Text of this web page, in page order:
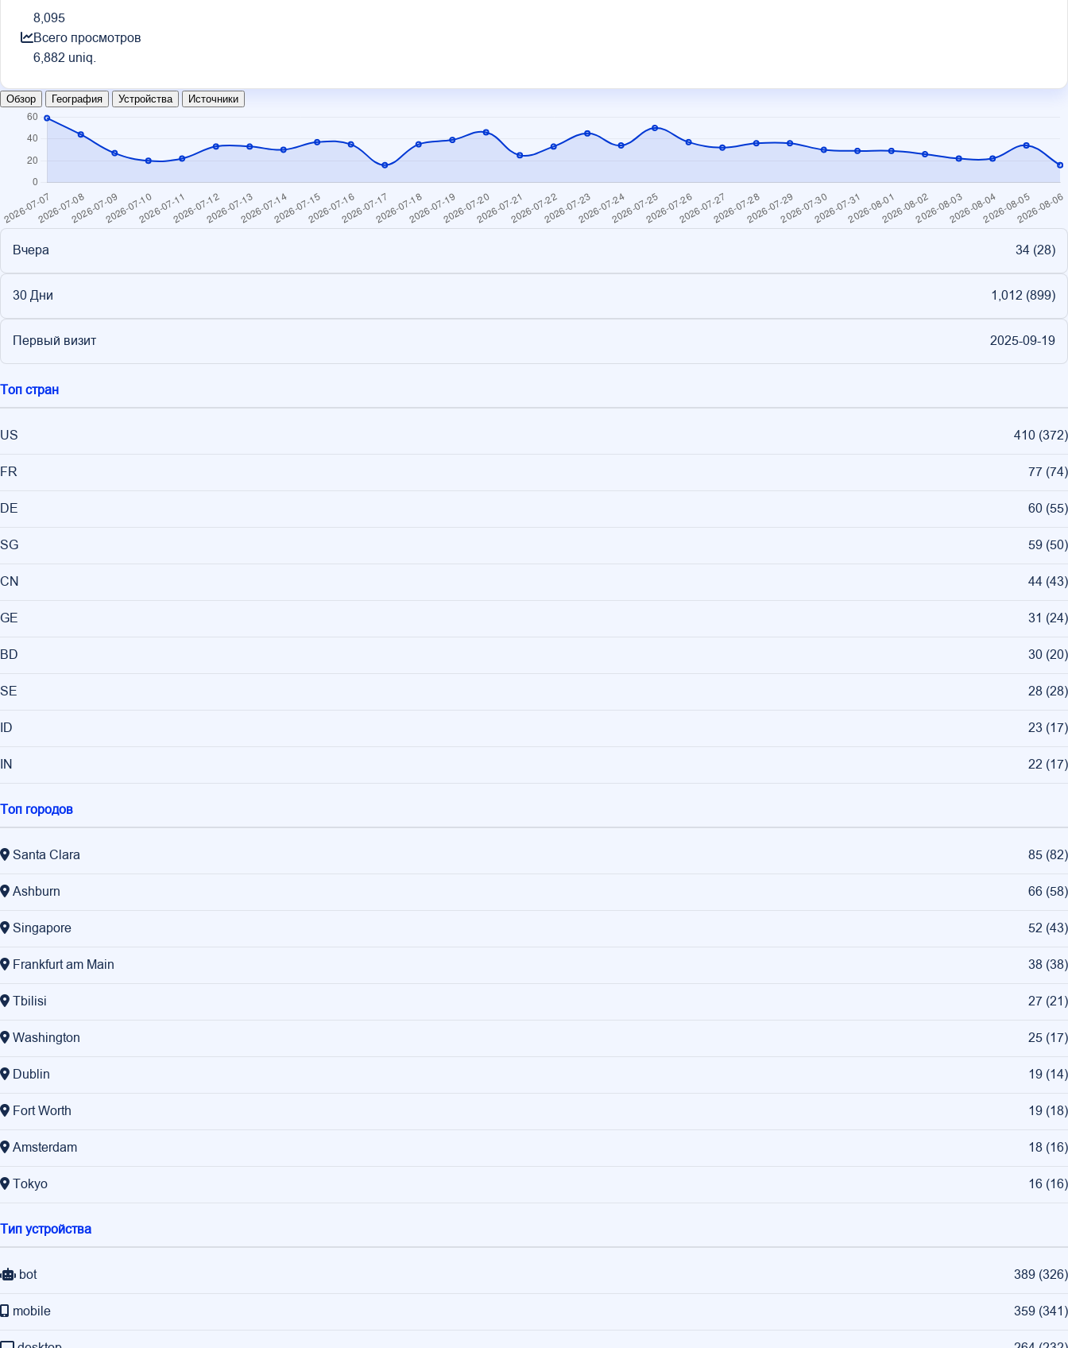
8,095
Всего просмотров
6,882 uniq.
Обзор География Устройства Источники
Вчера 34 (28)
30 Дни 1,012 (899)
Первый визит 2025-09-19
Топ стран
US 410 (372)
FR 77 (74)
DE 60 (55)
SG 59 (50)
CN 44 (43)
GE 31 (24)
BD 30 (20)
SE 28 (28)
ID 23 (17)
IN 22 (17)
Топ городов
Santa Clara 85 (82)
Ashburn 66 (58)
Singapore 52 (43)
Frankfurt am Main 38 (38)
Tbilisi 27 (21)
Washington 25 (17)
Dublin 19 (14)
Fort Worth 19 (18)
Amsterdam 18 (16)
Tokyo 16 (16)
Тип устройства
bot 389 (326)
mobile 359 (341)